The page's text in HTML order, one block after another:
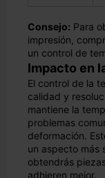
Consejo: Para
impresión,
un control de
Impacto en
El control de la
calidad y
mantiene la
problemas
deformación.
un aspecto más
obtendrás
adhieren mejor.